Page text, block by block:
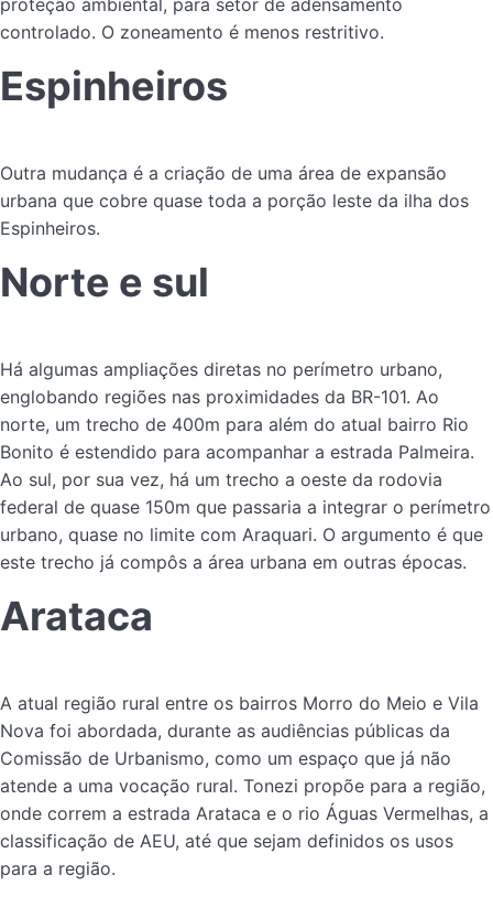
proteção ambiental, para setor de adensamento
controlado. O zoneamento é menos restritivo.
Espinheiros
Outra mudança é a criação de uma área de expansão
urbana que cobre quase toda a porção leste da ilha dos
Espinheiros.
Norte e sul
Há algumas ampliações diretas no perímetro urbano,
englobando regiões nas proximidades da BR-101. Ao
norte, um trecho de 400m para além do atual bairro Rio
Bonito é estendido para acompanhar a estrada Palmeira.
Ao sul, por sua vez, há um trecho a oeste da rodovia
federal de quase 150m que passaria a integrar o perímetro
urbano, quase no limite com Araquari. O argumento é que
este trecho já compôs a área urbana em outras épocas.
Arataca
A atual região rural entre os bairros Morro do Meio e Vila
Nova foi abordada, durante as audiências públicas da
Comissão de Urbanismo, como um espaço que já não
atende a uma vocação rural. Tonezi propõe para a região,
onde correm a estrada Arataca e o rio Águas Vermelhas, a
classificação de AEU, até que sejam definidos os usos
para a região.